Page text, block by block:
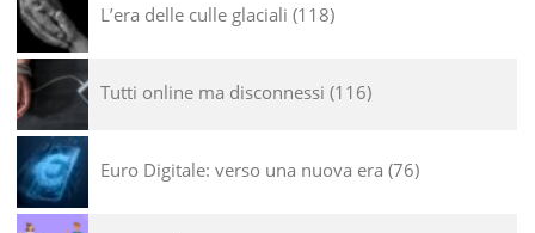
L’era delle culle glaciali 118
Tutti online ma disconnessi 116
Euro Digitale: verso una nuova era 76